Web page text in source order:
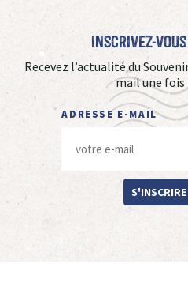
Inscrivez-
Recevez l’actualité du
mail une fois
ADRESSE E-MAIL
S'INSCRIRE